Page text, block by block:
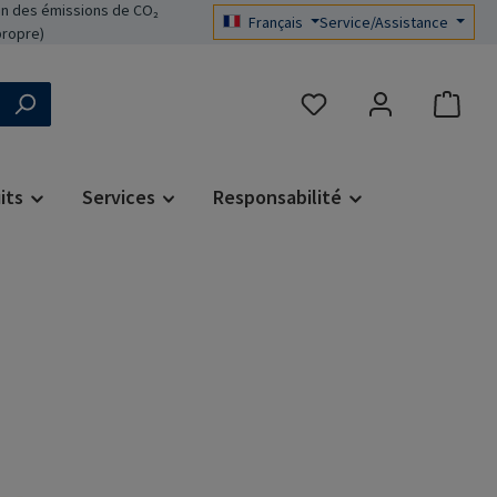
des émissions de CO₂
Français Service/Assistance
Vous avez 0 articles
Services Responsabilité